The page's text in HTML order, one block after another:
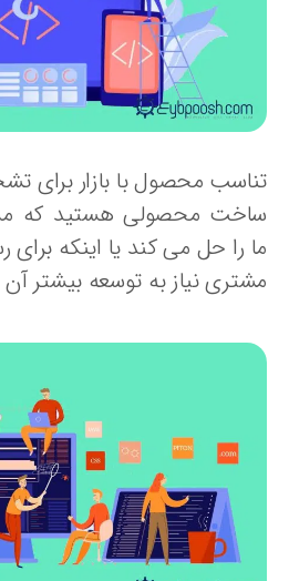
محصول با بازار برای
محصولی هستید که
را حل می کند یا اینکه برای
نیاز به توسعه بیشتر آن